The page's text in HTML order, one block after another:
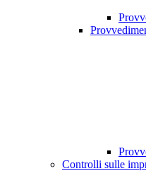
Controlli sulle